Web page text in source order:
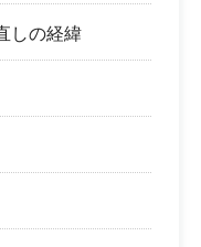
しの経緯